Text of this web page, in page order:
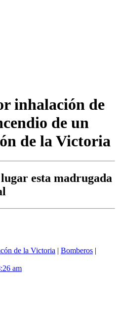
inhalación de
de un
de la Victoria
esta madrugada
de la Victoria | Bomberos |
am